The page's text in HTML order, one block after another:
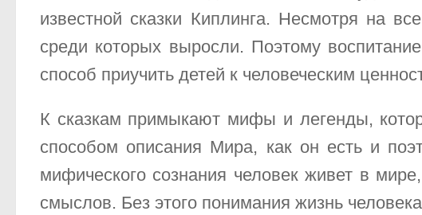
известной сказки Киплинга. Несмотря на
среди которых выросли. Поэтому
способ приучить детей к человеческим
К сказкам примыкают мифы и легенды,
способом описания Мира, как он есть и
мифического сознания человек живет в
смыслов. Без этого понимания жизнь